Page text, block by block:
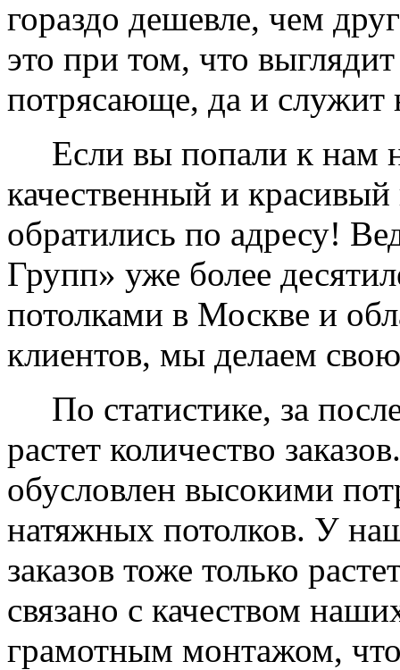
гораздо дешевле, чем
это при том, что
потрясающе, да и служит
Если вы попали к нам
качественный и
обратились по адресу!
Групп» уже более
потолками в Москве и
клиентов, мы делаем
По статистике, за
растет количество
обусловлен высокими
натяжных потолков. У
заказов тоже только
связано с качеством
грамотным монтажом,